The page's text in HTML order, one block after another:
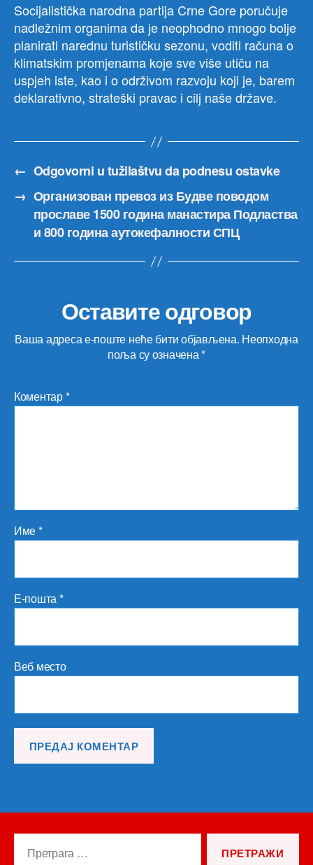
Socijalistička narodna partija Crne Gore poručuje
nadležnim organima da je neophodno mnogo bolje
planirati narednu turističku sezonu, voditi računa o
klimatskim promjenama koje sve više utiču na
uspjeh iste, kao i o održivom razvoju koji je, barem
deklarativno, strateški pravac i cilj naše države.
← Odgovorni u tužilaštvu da podnesu ostavke
→ Организован превоз из Будве поводом
прославе 1500 година манастира Подластва
и 800 година аутокефалности СПЦ
Оставите одговор
Ваша адреса е-поште неће бити објављена. Неопходна
поља су означена*
Коментар*
Име*
Е-пошта*
Веб место